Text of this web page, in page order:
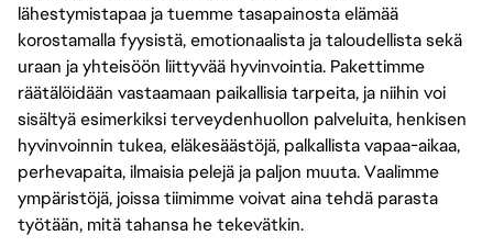
lähestymistapaa ja tuemme tasapainosta elämää
korostamalla fyysistä, emotionaalista ja taloudellista sekä
uraan ja yhteisöön liittyvää hyvinvointia. Pakettimme
räätälöidään vastaamaan paikallisia tarpeita, ja niihin voi
sisältyä esimerkiksi terveydenhuollon palveluita, henkisen
hyvinvoinnin tukea, eläkesäästöjä, palkallista vapaa-aikaa,
perhevapaita, ilmaisia pelejä ja paljon muuta. Vaalimme
ympäristöjä, joissa tiimimme voivat aina tehdä parasta
työtään, mitä tahansa he tekevätkin.